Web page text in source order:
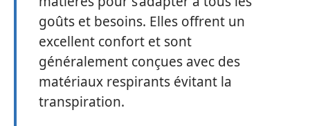
goûts et besoins. Elles offrent un
excellent confort et sont
généralement conçues avec des
matériaux respirants évitant la
transpiration.